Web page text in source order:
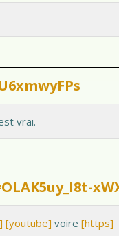
vrai.
[youtube] voire [https]